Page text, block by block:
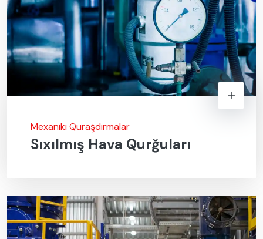
Mexaniki Quraşdırmalar
Sıxılmış Hava Qurğuları